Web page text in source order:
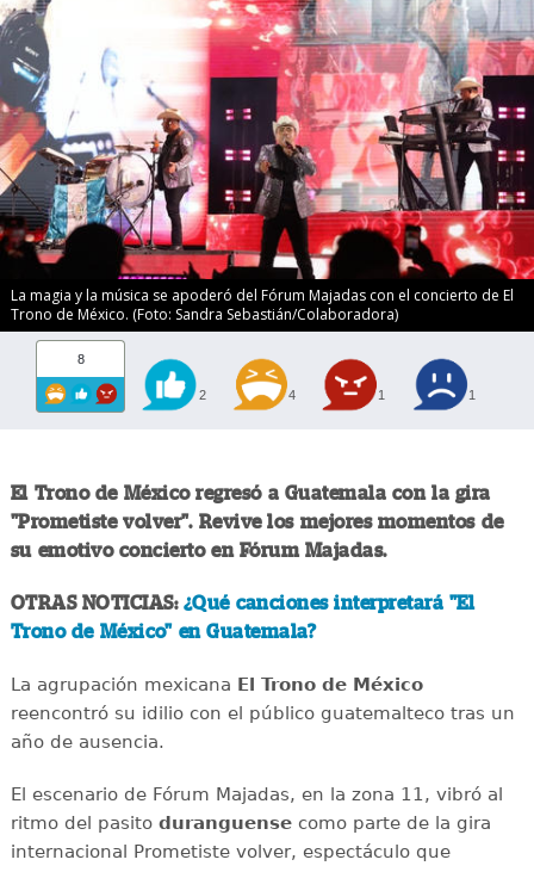
La magia y la música se apoderó del Fórum Majadas con el concierto de El
Trono de México. (Foto: Sandra Sebastián/Colaboradora)
8
2 4 1 1
El Trono de México regresó a Guatemala con la gira
"Prometiste volver". Revive los mejores momentos de
su emotivo concierto en Fórum Majadas.
OTRAS NOTICIAS: ¿Qué canciones interpretará "El
Trono de México" en Guatemala?
La agrupación mexicana El Trono de México
reencontró su idilio con el público guatemalteco tras un
año de ausencia.
El escenario de Fórum Majadas, en la zona 11, vibró al
ritmo del pasito duranguensecomo parte de la gira
internacional Prometiste volver, espectáculo que